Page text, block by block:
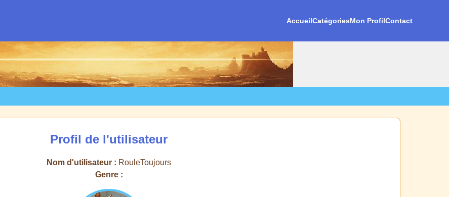
AccueilCatégoriesMon ProfilContact
Profil de l'utilisateur
Nom d'utilisateur : RouleToujours
Genre :